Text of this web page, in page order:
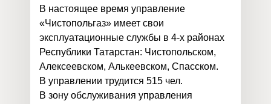
В настоящее время управление
«Чистопольгаз» имеет свои
эксплуатационные службы в 4-х районах
Республики Татарстан: Чистопольском,
Алексеевском, Алькеевском, Спасском.
В управлении трудится 515 чел.
В зону обслуживания управления